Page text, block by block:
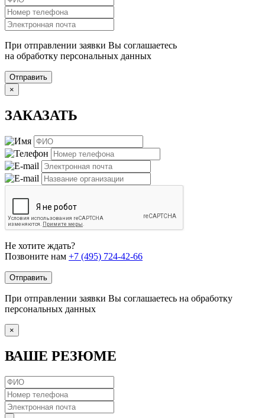
При отправлении заявки Вы соглашаетесь
на обработку персональных данных
Отправить
×
ЗАКАЗАТЬ
Не хотите ждать?
Позвоните нам +7 (495) 724-42-66
Отправить
При отправлении заявки Вы соглашаетесь на обработку
персональных данных
×
ВАШЕ РЕЗЮМЕ